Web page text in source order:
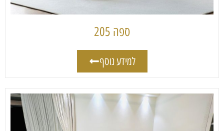
ספה 205
למידע נוסף